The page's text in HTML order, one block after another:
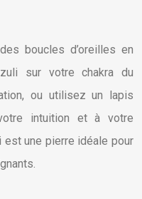
boucles d’oreilles en
sur votre chakra du
ou utilisez un lapis
intuition et à votre
une pierre idéale pour